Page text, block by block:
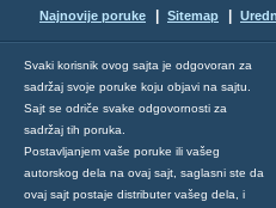
Najnovije poruke Sitemap
Svaki korisnik ovog sajta je odgovoran za
sadržaj svoje poruke koju objavi na sajtu.
Sajt se odriče svake odgovornosti za
sadržaj tih poruka.
Postavljanjem vaše poruke ili vašeg
autorskog dela na ovaj sajt, saglasni ste da
ovaj sajt postaje distributer vašeg dela, i